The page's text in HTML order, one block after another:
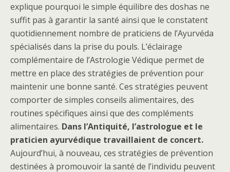
explique pourquoi le simple équilibre des doshas ne
suffit pas à garantir la santé ainsi que le constatent
quotidiennement nombre de praticiens de l’Ayurvéda
spécialisés dans la prise du pouls. L’éclairage
complémentaire de l’Astrologie Védique permet de
mettre en place des stratégies de prévention pour
maintenir une bonne santé. Ces stratégies peuvent
comporter de simples conseils alimentaires, des
routines spécifiques ainsi que des compléments
alimentaires. Dans l’Antiquité, l’astrologue et le
praticien ayurvédique travaillaient de concert.
Aujourd’hui, à nouveau, ces stratégies de prévention
destinées à promouvoir la santé de l’individu peuvent